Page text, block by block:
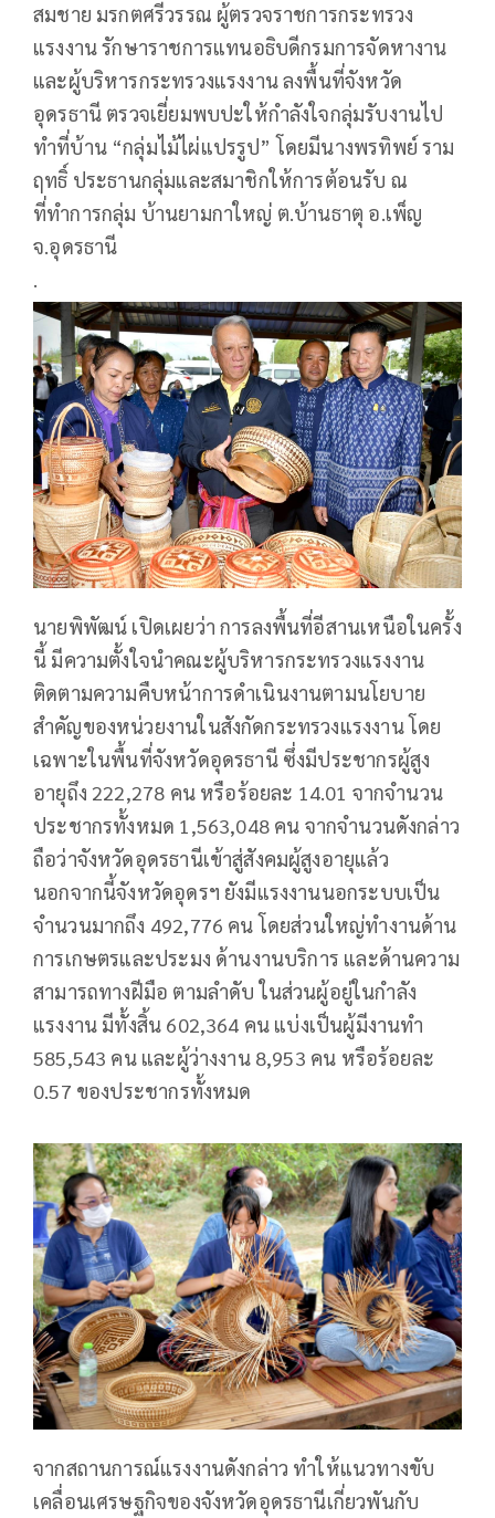
สมชาย มรกตศรีวรรณ ผู้ตรวจราชการกระทรวง
แรงงาน รักษาราชการแทนอธิบดีกรมการจัดหางาน
และผู้บริหารกระทรวงแรงงาน ลงพื้นที่จังหวัด
อุดรธานี ตรวจเยี่ยมพบปะให้กำลังใจกลุ่มรับงานไป
ทำที่บ้าน “กลุ่มไม้ไผ่แปรรูป” โดยมีนางพรทิพย์ ราม
ฤทธิ์ ประธานกลุ่มและสมาชิกให้การต้อนรับ ณ
ที่ทำการกลุ่ม บ้านยามกาใหญ่ ต.บ้านธาตุ อ.เพ็ญ
จ.อุดรธานี
.
นายพิพัฒน์ เปิดเผยว่า การลงพื้นที่อีสานเหนือในครั้ง
นี้ มีความตั้งใจนำคณะผู้บริหารกระทรวงแรงงาน
ติดตามความคืบหน้าการดำเนินงานตามนโยบาย
สำคัญของหน่วยงานในสังกัดกระทรวงแรงงาน โดย
เฉพาะในพื้นที่จังหวัดอุดรธานี ซึ่งมีประชากรผู้สูง
อายุถึง 222,278 คน หรือร้อยละ 14.01 จากจำนวน
ประชากรทั้งหมด 1,563,048 คน จากจำนวนดังกล่าว
ถือว่าจังหวัดอุดรธานีเข้าสู่สังคมผู้สูงอายุแล้ว
นอกจากนี้จังหวัดอุดรฯ ยังมีแรงงานนอกระบบเป็น
จำนวนมากถึง 492,776 คน โดยส่วนใหญ่ทำงานด้าน
การเกษตรและประมง ด้านงานบริการ และด้านความ
สามารถทางฝีมือ ตามลำดับ ในส่วนผู้อยู่ในกำลัง
แรงงาน มีทั้งสิ้น 602,364 คน แบ่งเป็นผู้มีงานทำ
585,543 คน และผู้ว่างงาน 8,953 คน หรือร้อยละ
0.57 ของประชากรทั้งหมด
จากสถานการณ์แรงงานดังกล่าว ทำให้แนวทางขับ
เคลื่อนเศรษฐกิจของจังหวัดอุดรธานีเกี่ยวพันกับ